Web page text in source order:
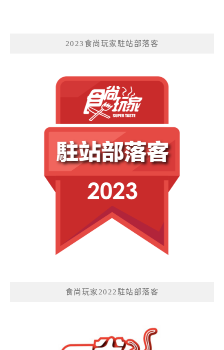
2023食尚玩家駐站部落客
食尚玩家2022駐站部落客